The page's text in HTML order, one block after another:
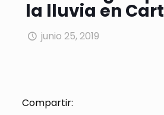
la lluvia en
junio 25, 2019
Compartir: